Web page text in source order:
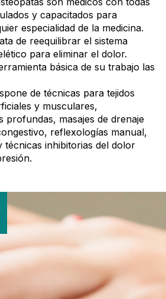
y capacitados para
especialidad de la medicina.
de reequilibrar el sistema
para eliminar el dolor.
básica de su trabajo las
de técnicas para tejidos
y musculares,
profundas, masajes de drenaje
reflexologías manual,
técnicas inhibitorias del dolor